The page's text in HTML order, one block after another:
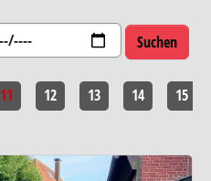
11 12 13 14 15